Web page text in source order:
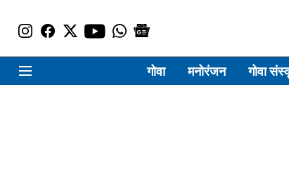
गोवा मनोरंजन गोवा